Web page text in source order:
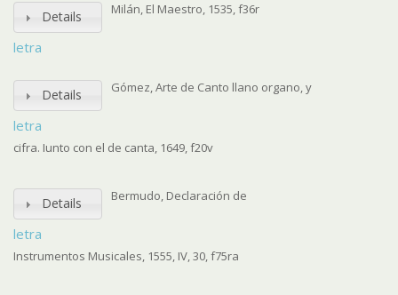
Details
letra
Milán, El Maestro, 1535, f36r
Details
letra
Gómez, Arte de Canto llano organo, y
cifra. Iunto con el de canta, 1649, f20v
Details
letra
Bermudo, Declaración de
Instrumentos Musicales, 1555, IV, 30, f75ra